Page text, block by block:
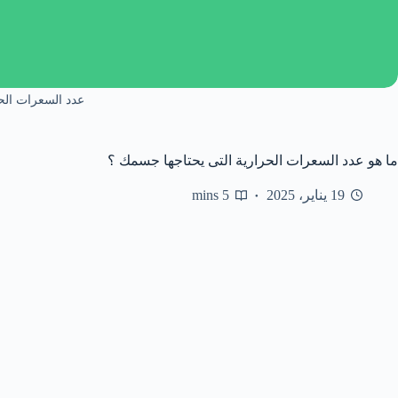
عدد السعرات
ما هو عدد السعرات الحرارية التى يحتاجها جسمك ؟
19 يناير، 2025 5 mins